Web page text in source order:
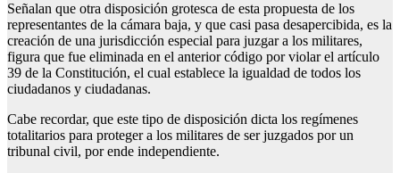
Señalan que otra disposición grotesca de esta propuesta de los
representantes de la cámara baja, y que casi pasa desapercibida, es la
creación de una jurisdicción especial para juzgar a los militares,
figura que fue eliminada en el anterior código por violar el artículo
39 de la Constitución, el cual establece la igualdad de todos los
ciudadanos y ciudadanas.
Cabe recordar, que este tipo de disposición dicta los regímenes
totalitarios para proteger a los militares de ser juzgados por un
tribunal civil, por ende independiente.